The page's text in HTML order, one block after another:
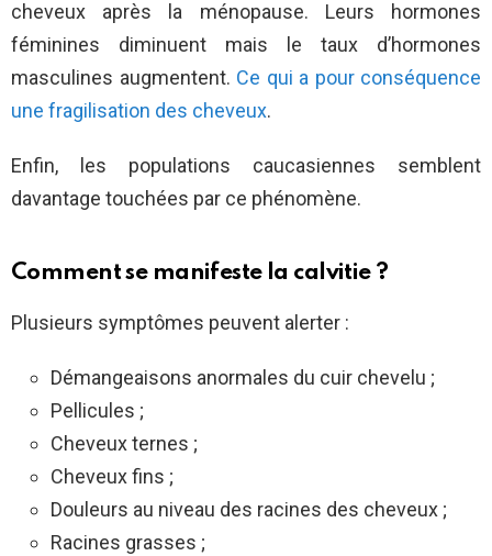
cheveux après la ménopause. Leurs hormones
féminines diminuent mais le taux d’hormones
masculines augmentent. Ce qui a pour conséquence
une fragilisation des cheveux.
Enfin, les populations caucasiennes semblent
davantage touchées par ce phénomène.
Comment se manifeste la calvitie ?
Plusieurs symptômes peuvent alerter :
Démangeaisons anormales du cuir chevelu ;
Pellicules ;
Cheveux ternes ;
Cheveux fins ;
Douleurs au niveau des racines des cheveux ;
Racines grasses ;